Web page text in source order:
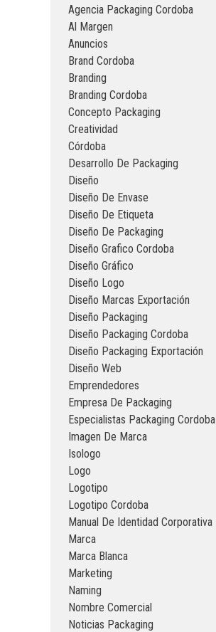
Agencia Packaging Cordoba
Al Margen
Anuncios
Brand Cordoba
Branding
Branding Cordoba
Concepto Packaging
Creatividad
Córdoba
Desarrollo De Packaging
Diseño
Diseño De Envase
Diseño De Etiqueta
Diseño De Packaging
Diseño Grafico Cordoba
Diseño Gráfico
Diseño Logo
Diseño Marcas Exportación
Diseño Packaging
Diseño Packaging Cordoba
Diseño Packaging Exportación
Diseño Web
Emprendedores
Empresa De Packaging
Especialistas Packaging Cordoba
Imagen De Marca
Isologo
Logo
Logotipo
Logotipo Cordoba
Manual De Identidad Corporativa
Marca
Marca Blanca
Marketing
Naming
Nombre Comercial
Noticias Packaging